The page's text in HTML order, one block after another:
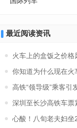
最近阅读资讯
火车上的盒饭之价格
你知道为什么现在
高铁“领导级”乘客引
深圳至长沙高铁车
心酸！八旬老夫妇